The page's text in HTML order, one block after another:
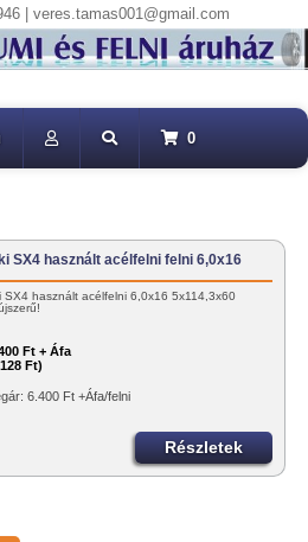
| veres.tamas001@gmail.com
0
SX4 használt acélfelni felni 6,0x16
SX4 használt acélfelni 6,0x16 5x114,3x60
Ft + Áfa
Ft)
6.400 Ft +Áfa/felni
Részletek